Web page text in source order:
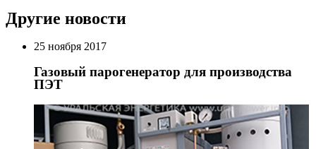
Другие новости
25 ноября 2017
Газовый парогенератор для производства
ПЭТ